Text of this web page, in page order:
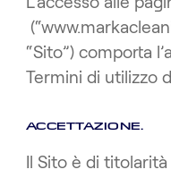
“Sito”) comporta
Termini di utilizzo
ACCETTAZIONE.
Il Sito è di